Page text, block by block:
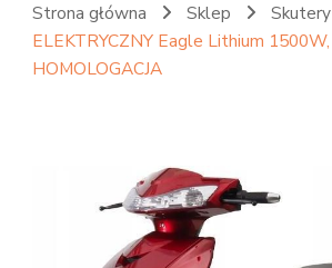
Strona główna Sklep Skutery
ELEKTRYCZNY Eagle Lithium 1500W,
HOMOLOGACJA